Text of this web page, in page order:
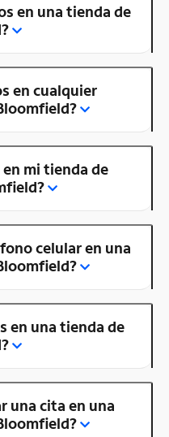
en una tienda de
en cualquier
mi tienda de
celular en una
en una tienda de
una cita en una